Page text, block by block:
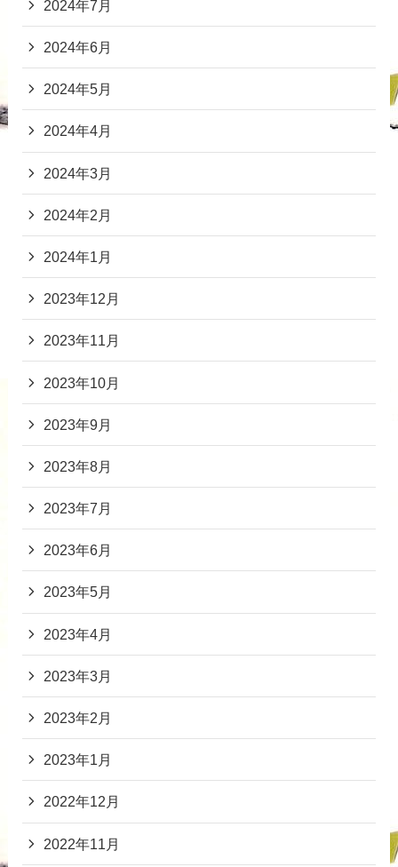
2024年7月
2024年6月
2024年5月
2024年4月
2024年3月
2024年2月
2024年1月
2023年12月
2023年11月
2023年10月
2023年9月
2023年8月
2023年7月
2023年6月
2023年5月
2023年4月
2023年3月
2023年2月
2023年1月
2022年12月
2022年11月